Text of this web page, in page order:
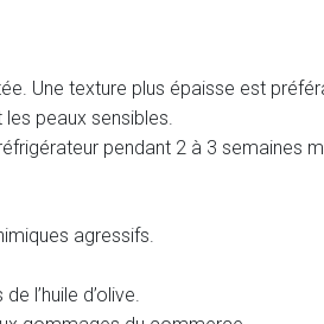
Une texture plus épaisse est
peaux sensibles.
pendant 2 à 3 semaines
agressifs.
l’huile d’olive.